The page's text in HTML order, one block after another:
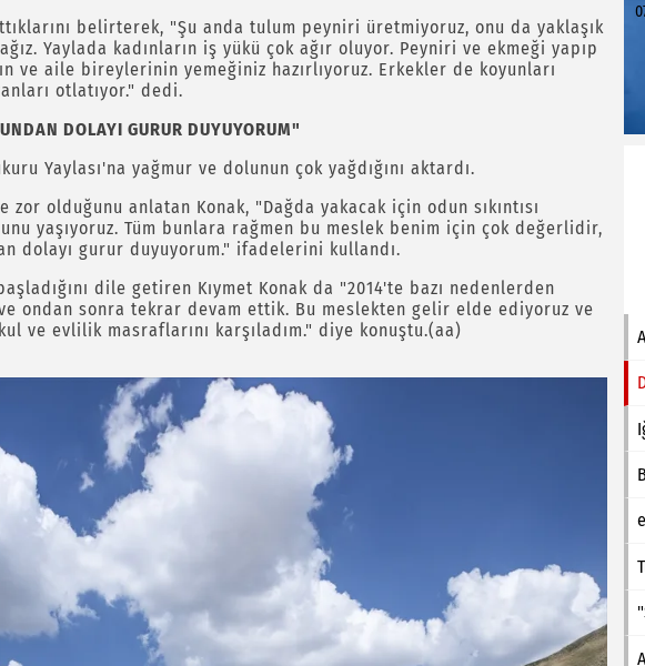
belirterek, "Şu anda tulum peyniri üretmiyoruz, onu da yaklaşık
Yaylada kadınların iş yükü çok ağır oluyor. Peyniri ve ekmeği yapıp
ve aile bireylerinin yemeğiniz hazırlıyoruz. Erkekler de koyunları
otlatıyor." dedi.
DOLAYI GURUR DUYUYORUM"
Yaylası'na yağmur ve dolunun çok yağdığını aktardı.
zor olduğunu anlatan Konak, "Dağda yakacak için odun sıkıntısı
yaşıyoruz. Tüm bunlara rağmen bu meslek benim için çok değerlidir,
dolayı gurur duyuyorum." ifadelerini kullandı.
dile getiren Kıymet Konak da "2014'te bazı nedenlerden
ondan sonra tekrar devam ettik. Bu meslekten gelir elde ediyoruz ve
ve evlilik masraflarını karşıladım." diye konuştu.(aa)